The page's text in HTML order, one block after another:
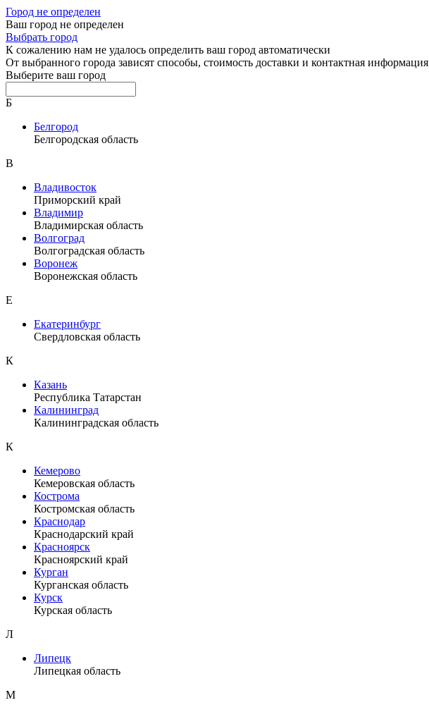
Город не определен
Ваш город не определен
Выбрать город
К сожалению нам не удалось определить ваш город автоматически
От выбранного города зависят способы, стоимость доставки и контактная информация
Выберите ваш город
Б
Белгород
Белгородская область
В
Владивосток
Приморский край
Владимир
Владимирская область
Волгоград
Волгоградская область
Воронеж
Воронежская область
Е
Екатеринбург
Свердловская область
К
Казань
Республика Татарстан
Калининград
Калининградская область
К
Кемерово
Кемеровская область
Кострома
Костромская область
Краснодар
Краснодарский край
Красноярск
Красноярский край
Курган
Курганская область
Курск
Курская область
Л
Липецк
Липецкая область
М